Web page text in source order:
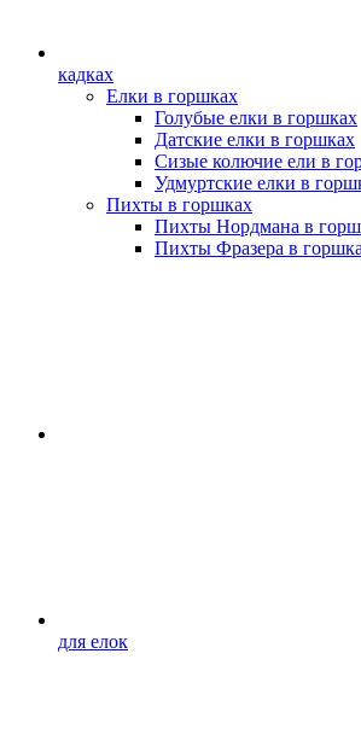
кадках
Елки в горшках
Голубые елки в горшках
Датские елки в горшках
Сизые колючие ели в
Удмуртские елки в
Пихты в горшках
Пихты Нордмана в
Пихты Фразера в
для елок